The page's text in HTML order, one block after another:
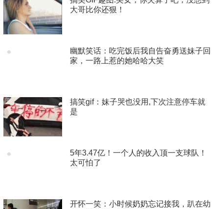
大哥比你还狠！
幽默笑话：吃完饭后我自告奋勇送妹子回
家，一路上惹的她哈哈大笑
搞笑gif：妹子哭也没用,下次注意停车就
是
5年3.47亿！一个人的收入顶一支球队！
太可怕了
开怀一笑：小时候奶奶忘记接我，趴在幼